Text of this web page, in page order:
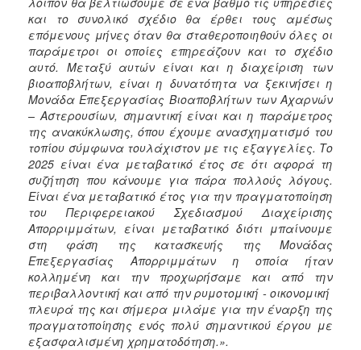
και το συνολικό σχέδιο θα έρθει τους αμέσως
επόμενους μήνες όταν θα σταθεροποιηθούν όλες οι
παράμετροι οι οποίες επηρεάζουν και το σχέδιο
αυτό. Μεταξύ αυτών είναι και η διαχείριση των
βιοαποβλήτων, είναι η δυνατότητα να ξεκινήσει η
Μονάδα Επεξεργασίας Βιοαποβλήτων των Αχαρνών
– Αστερουσίων, σημαντική είναι και η παράμετρος
της ανακύκλωσης, όπου έχουμε ανασχηματισμό του
τοπίου σύμφωνα τουλάχιστον με τις εξαγγελίες. Το
2025 είναι ένα μεταβατικό έτος σε ότι αφορά τη
συζήτηση που κάνουμε για πάρα πολλούς λόγους.
Είναι ένα μεταβατικό έτος για την πραγματοποίηση
του Περιφερειακού Σχεδιασμού Διαχείρισης
Απορριμμάτων, είναι μεταβατικό διότι μπαίνουμε
στη φάση της κατασκευής της Μονάδας
Επεξεργασίας Απορριμμάτων η οποία ήταν
κολλημένη και την προχωρήσαμε και από την
περιβαλλοντική και από την ρυμοτομική - οικονομική
πλευρά της και σήμερα μιλάμε για την έναρξη της
πραγματοποίησης ενός πολύ σημαντικού έργου με
εξασφαλισμένη χρηματοδότηση.».